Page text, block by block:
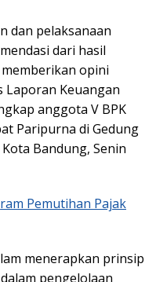
dan pelaksanaan
dari hasil
opini
Laporan Keuangan
anggota V BPK
Paripurna di Gedung
Bandung, Senin
Pemutihan Pajak
menerapkan prinsip
pengelolaan